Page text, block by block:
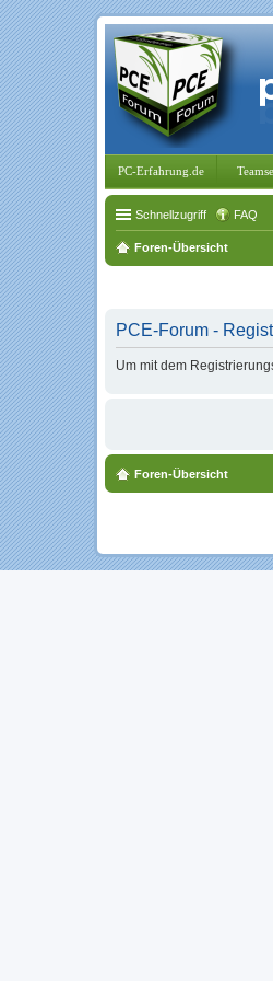
PC-Erfahrung.de
Schnellzugriff FAQ
Foren-Übersicht
PCE-Forum -
Um mit dem
Foren-Übersicht